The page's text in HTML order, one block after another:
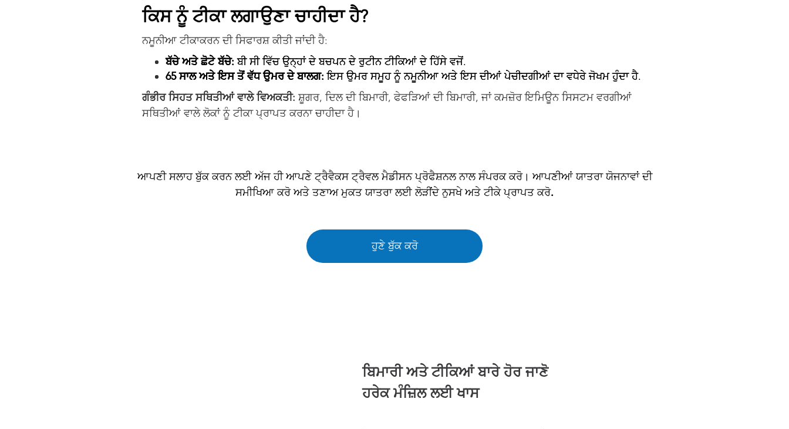
ਕਿਸ ਨੂੰ ਟੀਕਾ ਲਗਾਉਣਾ ਚਾਹੀਦਾ ਹੈ?
ਨਮੂਨੀਆ ਟੀਕਾਕਰਨ ਦੀ ਸਿਫਾਰਸ਼ ਕੀਤੀ ਜਾਂਦੀ ਹੈ:
ਬੱਚੇ ਅਤੇ ਛੋਟੇ ਬੱਚੇ: ਬੀ ਸੀ ਵਿੱਚ ਉਨ੍ਹਾਂ ਦੇ ਬਚਪਨ ਦੇ ਰੁਟੀਨ ਟੀਕਿਆਂ ਦੇ ਹਿੱਸੇ ਵਜੋਂ.
65 ਸਾਲ ਅਤੇ ਇਸ ਤੋਂ ਵੱਧ ਉਮਰ ਦੇ ਬਾਲਗ: ਇਸ ਉਮਰ ਸਮੂਹ ਨੂੰ ਨਮੂਨੀਆ ਅਤੇ ਇਸ ਦੀਆਂ ਪੇਚੀਦਗੀਆਂ ਦਾ ਵਧੇਰੇ ਜੋਖਮ ਹੁੰਦਾ ਹੈ.
ਗੰਭੀਰ ਸਿਹਤ ਸਥਿਤੀਆਂ ਵਾਲੇ ਵਿਅਕਤੀ: ਸ਼ੂਗਰ, ਦਿਲ ਦੀ ਬਿਮਾਰੀ, ਫੇਫੜਿਆਂ ਦੀ ਬਿਮਾਰੀ, ਜਾਂ ਕਮਜ਼ੋਰ ਇਮਿਊਨ ਸਿਸਟਮ ਵਰਗੀਆਂ
ਸਥਿਤੀਆਂ ਵਾਲੇ ਲੋਕਾਂ ਨੂੰ ਟੀਕਾ ਪ੍ਰਾਪਤ ਕਰਨਾ ਚਾਹੀਦਾ ਹੈ।
ਆਪਣੀ ਸਲਾਹ ਬੁੱਕ ਕਰਨ ਲਈ ਅੱਜ ਹੀ ਆਪਣੇ ਟ੍ਰੈਵੈਕਸ ਟ੍ਰੈਵਲ ਮੈਡੀਸਨ ਪ੍ਰੋਫੈਸ਼ਨਲ ਨਾਲ ਸੰਪਰਕ ਕਰੋ। ਆਪਣੀਆਂ ਯਾਤਰਾ ਯੋਜਨਾਵਾਂ ਦੀ
ਸਮੀਖਿਆ ਕਰੋ ਅਤੇ ਤਣਾਅ ਮੁਕਤ ਯਾਤਰਾ ਲਈ ਲੋੜੀਂਦੇ ਨੁਸਖੇ ਅਤੇ ਟੀਕੇ ਪ੍ਰਾਪਤ ਕਰੋ.
ਹੁਣੇ ਬੁੱਕ ਕਰੋ
ਬਿਮਾਰੀ ਅਤੇ ਟੀਕਿਆਂ ਬਾਰੇ ਹੋਰ ਜਾਣੋ
ਹਰੇਕ ਮੰਜ਼ਿਲ ਲਈ ਖਾਸ